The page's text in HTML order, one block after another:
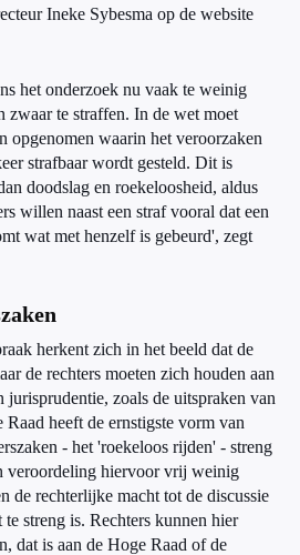
Ineke Sybesma op de website
het onderzoek nu vaak te weinig
zwaar te straffen. In de wet moet
opgenomen waarin het veroorzaken
strafbaar wordt gesteld. Dit is
doodslag en roekeloosheid, aldus
willen naast een straf vooral dat een
wat met henzelf is gebeurd', zegt
herkent zich in het beeld dat de
de rechters moeten zich houden aan
jurisprudentie, zoals de uitspraken van
heeft de ernstigste vorm van
- het 'roekeloos rijden' - streng
veroordeling hiervoor vrij weinig
de rechterlijke macht tot de discussie
streng is. Rechters kunnen hier
dat is aan de Hoge Raad of de